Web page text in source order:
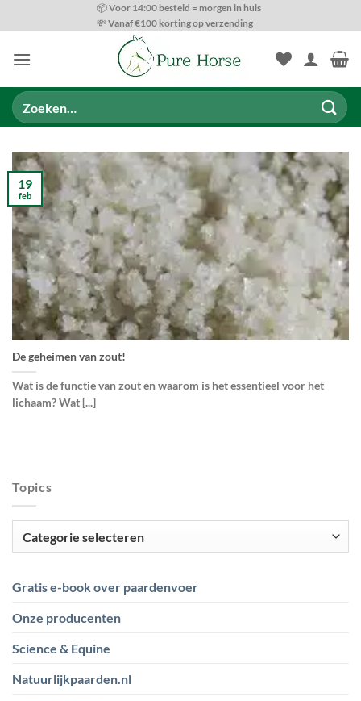
naar
📦 Voor 14:00 besteld = morgen in huis
💸 Vanaf €100 korting op verzending
Zoeken
naar:
De geheimen van zout!
Wat is de functie van zout en waarom is het essentieel voor het
lichaam? Wat [...]
19
feb
Topics
Gratis e-book over paardenvoer
Onze producenten
Science & Equine
Natuurlijkpaarden.nl